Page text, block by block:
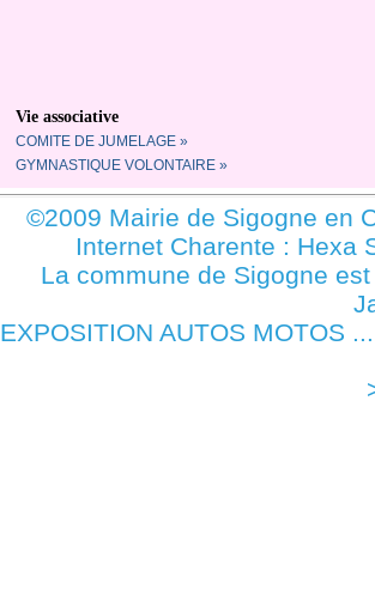
Vie associative
COMITE DE JUMELAGE »
GYMNASTIQUE VOLONTAIRE »
©2009 Mairie de Sigogne en
Internet Charente : Hexa
La commune de Sigogne
EXPOSITION AUTOS MOTOS